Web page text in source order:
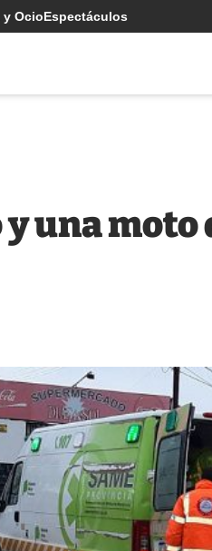
y OcioEspectáculos
una moto